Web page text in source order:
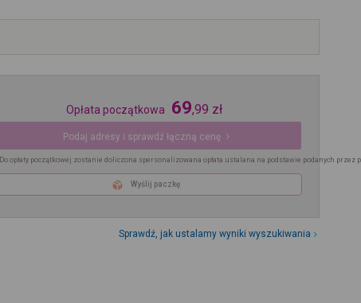
Opłata początkowa 69,99 zł
Podaj adresy i sprawdź łączną cenę
Do opłaty początkowej zostanie doliczona spersonalizowana opłata ustalana na podstawie podanych przez
Wyślij paczkę
Sprawdź, jak ustalamy wyniki wyszukiwania